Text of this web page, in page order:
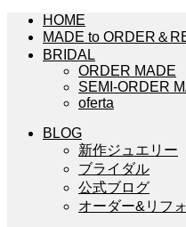
HOME
MADE to ORDER＆
BRIDAL
ORDER MADE
SEMI-ORDER
oferta
BLOG
新作ジュエリー
ブライダル
公式ブログ
オーダー&リフ